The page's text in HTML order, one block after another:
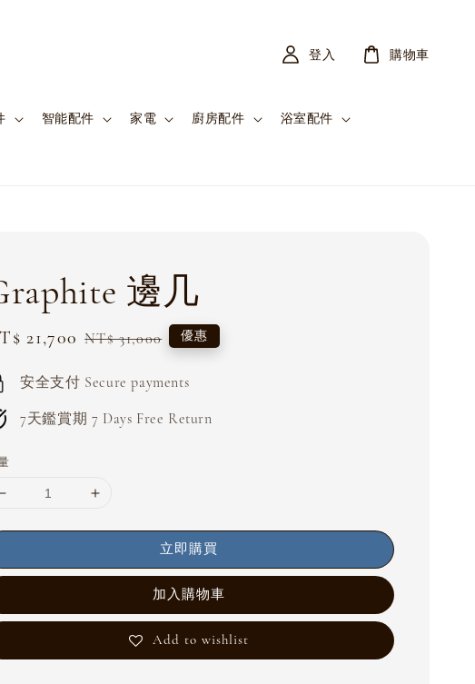
智能配件 家電 廚房配件 浴室配件
登入 購物車
邊几
21,700 Regular
NT$ 31,000 優惠
安全支付 Secure payments
7天鑑賞期 7 Days Free Return
立即購買
加入購物車
Add to wishlist